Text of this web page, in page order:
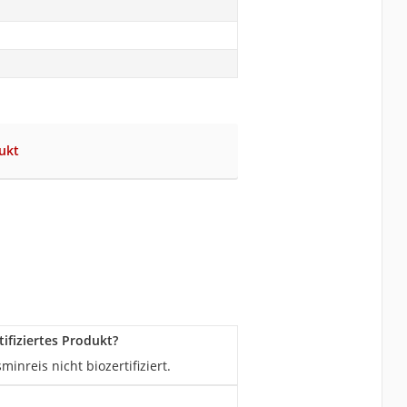
Produkt?
nicht biozertifiziert.